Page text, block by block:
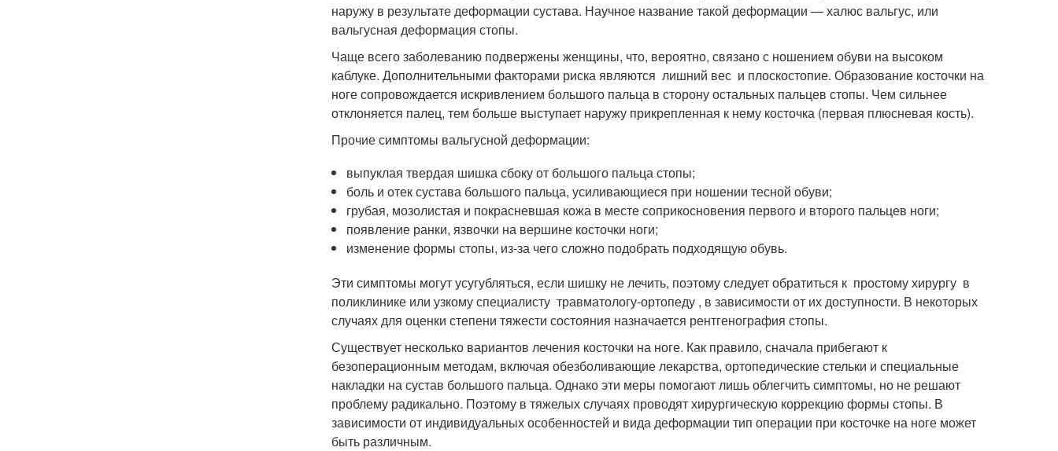
наружу в результате деформации сустава. Научное название такой деформации — халюс вальгус, или
вальгусная деформация стопы.
Чаще всего заболеванию подвержены женщины, что, вероятно, связано с ношением обуви на высоком
каблуке. Дополнительными факторами риска являются лишний вес и плоскостопие. Образование косточки на
ноге сопровождается искривлением большого пальца в сторону остальных пальцев стопы. Чем сильнее
отклоняется палец, тем больше выступает наружу прикрепленная к нему косточка (первая плюсневая кость).
Прочие симптомы вальгусной деформации:
выпуклая твердая шишка сбоку от большого пальца стопы;
боль и отек сустава большого пальца, усиливающиеся при ношении тесной обуви;
грубая, мозолистая и покрасневшая кожа в месте соприкосновения первого и второго пальцев ноги;
появление ранки, язвочки на вершине косточки ноги;
изменение формы стопы, из-за чего сложно подобрать подходящую обувь.
Эти симптомы могут усугубляться, если шишку не лечить, поэтому следует обратиться к простому хирургу в
поликлинике или узкому специалисту травматологу-ортопеду , в зависимости от их доступности. В некоторых
случаях для оценки степени тяжести состояния назначается рентгенография стопы.
Существует несколько вариантов лечения косточки на ноге. Как правило, сначала прибегают к
безоперационным методам, включая обезболивающие лекарства, ортопедические стельки и специальные
накладки на сустав большого пальца. Однако эти меры помогают лишь облегчить симптомы, но не решают
проблему радикально. Поэтому в тяжелых случаях проводят хирургическую коррекцию формы стопы. В
зависимости от индивидуальных особенностей и вида деформации тип операции при косточке на ноге может
быть различным.